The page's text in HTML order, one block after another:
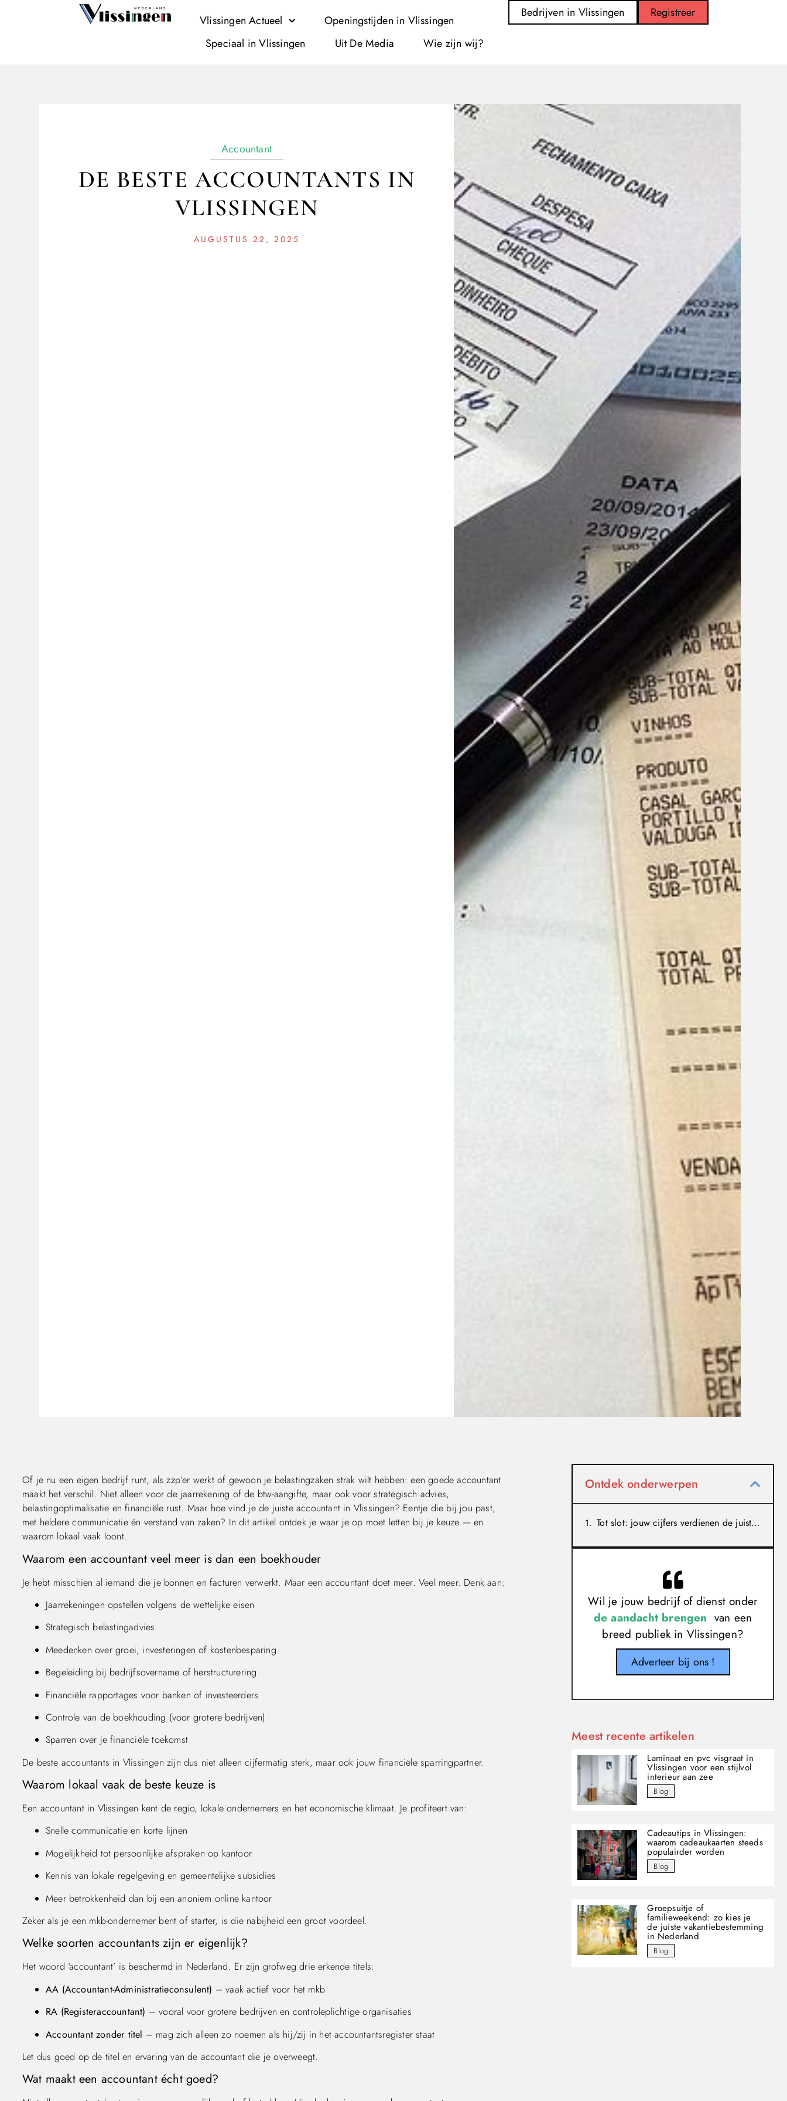
Vlissingen Actueel
Openingstijden in Vlissingen
Speciaal in Vlissingen
Uit De Media Wie zijn wij?
Registreer
Bedrijven in Vlissingen
Accountant
DE BESTE ACCOUNTANTS IN
VLISSINGEN
AUGUSTUS 22, 2025
Of je nu een eigen bedrijf runt, als zzp’er werkt of gewoon je belastingzaken strak wilt hebben: een goede accountant
maakt het verschil. Niet alleen voor de jaarrekening of de btw-aangifte, maar ook voor strategisch advies,
belastingoptimalisatie en financiële rust. Maar hoe vind je de juiste accountant in Vlissingen? Eentje die bij jou past,
met heldere communicatie én verstand van zaken? In dit artikel ontdek je waar je op moet letten bij je keuze — en
waarom lokaal vaak loont.
Waarom een accountant veel meer is dan een boekhouder
Je hebt misschien al iemand die je bonnen en facturen verwerkt. Maar een accountant doet meer. Veel meer. Denk aan:
Jaarrekeningen opstellen volgens de wettelijke eisen
Strategisch belastingadvies
Meedenken over groei, investeringen of kostenbesparing
Begeleiding bij bedrijfsovername of herstructurering
Financiële rapportages voor banken of investeerders
Controle van de boekhouding (voor grotere bedrijven)
Sparren over je financiële toekomst
De beste accountants in Vlissingen zijn dus niet alleen cijfermatig sterk, maar ook jouw financiële sparringpartner.
Waarom lokaal vaak de beste keuze is
Een accountant in Vlissingen kent de regio, lokale ondernemers en het economische klimaat. Je profiteert van:
Snelle communicatie en korte lijnen
Mogelijkheid tot persoonlijke afspraken op kantoor
Kennis van lokale regelgeving en gemeentelijke subsidies
Meer betrokkenheid dan bij een anoniem online kantoor
Zeker als je een mkb-ondernemer bent of starter, is die nabijheid een groot voordeel.
Welke soorten accountants zijn er eigenlijk?
Het woord ‘accountant’ is beschermd in Nederland. Er zijn grofweg drie erkende titels:
AA (Accountant-Administratieconsulent) – vaak actief voor het mkb
RA (Registeraccountant) – vooral voor grotere bedrijven en controleplichtige organisaties
Accountant zonder titel – mag zich alleen zo noemen als hij/zij in het accountantsregister staat
Let dus goed op de titel en ervaring van de accountant die je overweegt.
Wat maakt een accountant écht goed?
Ontdek onderwerpen
Tot slot: jouw cijfers verdienen de juiste begeleiding
Wil je jouw bedrijf of dienst onder
de aandacht brengenvan een
breed publiek in Vlissingen?
Adverteer bij ons !
Meest recente artikelen
Laminaat en pvc visgraat in
Vlissingen voor een stijlvol
interieur aan zee
Blog
Cadeautips in Vlissingen:
waarom cadeaukaarten steeds
populairder worden
Blog
Groepsuitje of
familieweekend: zo kies je
de juiste vakantiebestemming
in Nederland
Blog